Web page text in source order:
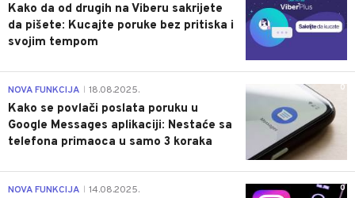
Kako da od drugih na Viberu sakrijete
da pišete: Kucajte poruke bez pritiska i
svojim tempom
0
NOVA FUNKCIJA 18.08.2025.
Kako se povlači poslata poruku u
Google Messages aplikaciji: Nestaće sa
telefona primaoca u samo 3 koraka
0
NOVA FUNKCIJA 14.08.2025.